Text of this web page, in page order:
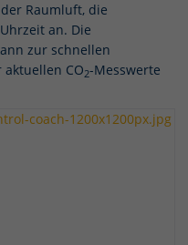
Raumluft, die
an. Die
zur schnellen
CO2-Messwerte